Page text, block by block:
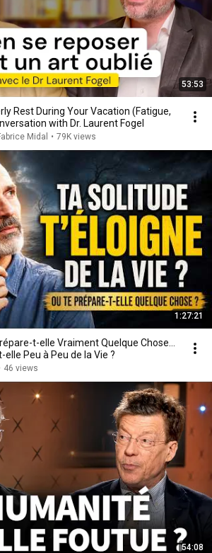
53:53
Rest During Your Vacation (Fatigue,
with Dr. Laurent Fogel
Midal • 79K views
1:27:21
t-elle Vraiment Quelque Chose…
elle Peu à Peu de la Vie ?
46 views
54:08